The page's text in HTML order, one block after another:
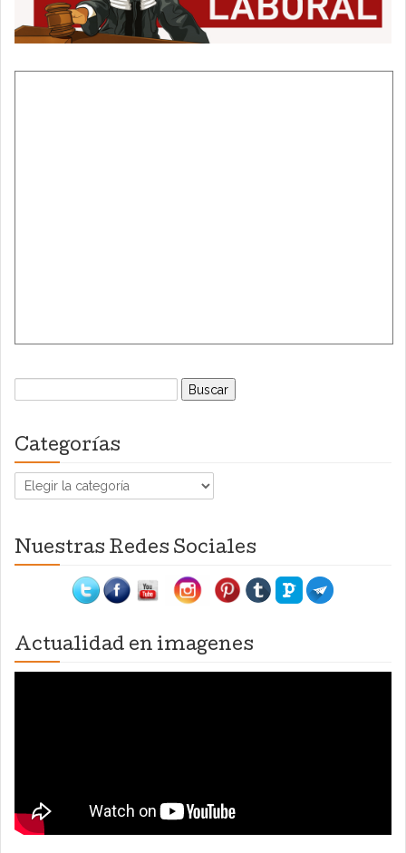
Buscar:
Categorías
Categorías
Nuestras Redes Sociales
Actualidad en imagenes